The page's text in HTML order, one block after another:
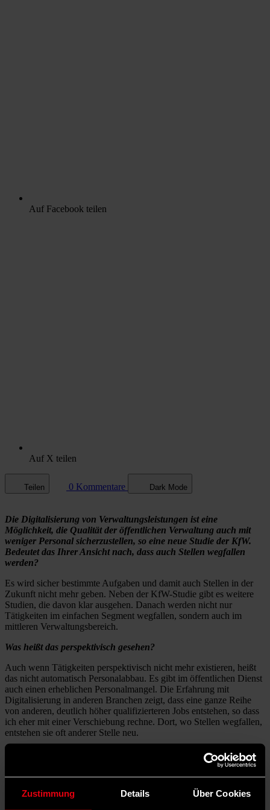
Zustimmung Details Über Cookies
Auf Facebook teilen
Auf X teilen
Teilen 0 Kommentare Dark Mode
Die Digitalisierung von Verwaltungsleistungen ist eine
Möglichkeit, die Qualität der öffentlichen Verwaltung auch mit
weniger Personal sicherzustellen, so eine neue Studie der KfW.
Bedeutet das Ihrer Ansicht nach, dass auch Stellen wegfallen
werden?
Es wird sicher bestimmte Aufgaben und damit auch Stellen in der
Zukunft nicht mehr geben. Neben der KfW-Studie gibt es weitere
Studien, die davon klar ausgehen. Danach werden nicht nur
Tätigkeiten im einfachen Segment wegfallen, sondern auch im
mittleren Verwaltungsbereich.
Was heißt das perspektivisch gesehen?
Auch wenn Tätigkeiten perspektivisch nicht mehr existieren, heißt
das nicht automatisch Personalabbau. Es gibt im öffentlichen Dienst
auch einen erheblichen Personalmangel. Die Erfahrung mit
Digitalisierung in anderen Branchen zeigt, dass eine ganze Reihe
von anderen, deutlich höher qualifizierteren Jobs entstehen, so dass
ich eher mit einer Verschiebung rechne. Dort, wo Stellen wegfallen,
entstehen sie oft anderer Stelle neu.
Wie nimmt man die konkret betroffenen Mitarbeitenden mit?
Inwieweit ist es möglich, das vorhandene Personal dafür zu
qualifizieren?
Es werden in der Regel andere Qualifikationen benötigt, die